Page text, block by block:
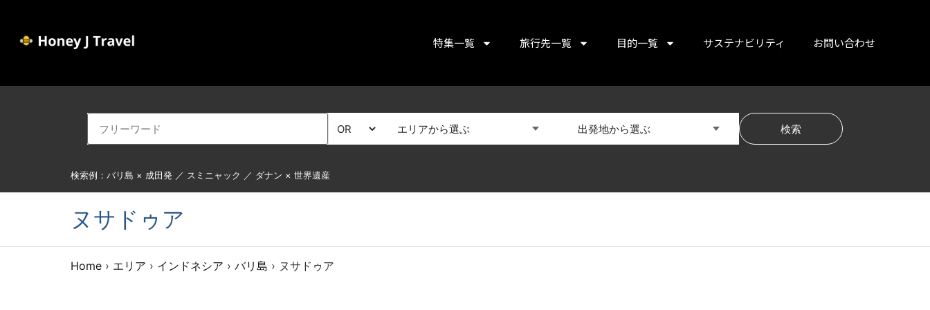
特集一覧 旅行先一覧 目的一覧 サステナビリティ お問い合わせ
エリアから選ぶ 出発地から選ぶ 検索
検索例：バリ島 × 成田発 ／ スミニャック ／ ダナン × 世界遺産
ヌサドゥア
Home › エリア › インドネシア › バリ島 › ヌサドゥア